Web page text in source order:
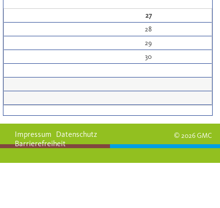
27
28
29
30
© 2026 GMC
Impressum Datenschutz
Barrierefreiheit